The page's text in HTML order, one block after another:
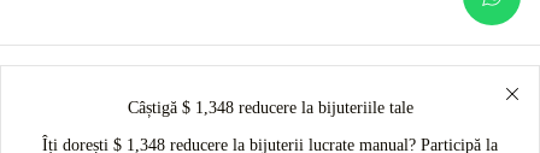
Câștigă $ 1,348 reducere la bijuteriile tale
Îți dorești $ 1,348 reducere la bijuterii lucrate manual? Participă la